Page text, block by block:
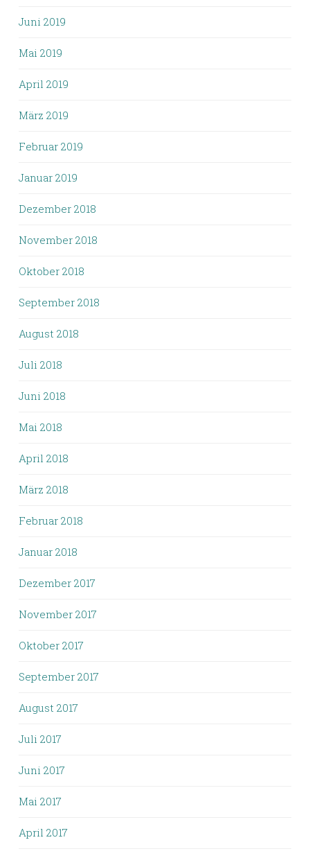
Juni 2019
Mai 2019
April 2019
März 2019
Februar 2019
Januar 2019
Dezember 2018
November 2018
Oktober 2018
September 2018
August 2018
Juli 2018
Juni 2018
Mai 2018
April 2018
März 2018
Februar 2018
Januar 2018
Dezember 2017
November 2017
Oktober 2017
September 2017
August 2017
Juli 2017
Juni 2017
Mai 2017
April 2017